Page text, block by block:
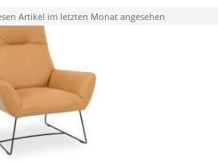
Artikel im letzten Monat angesehen